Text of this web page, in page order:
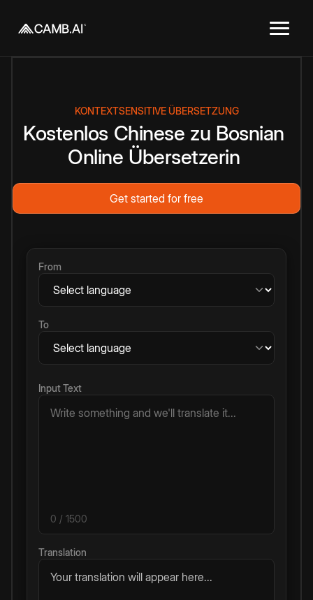
KONTEXTSENSITIVE ÜBERSETZUNG
Kostenlos Chinese zu Bosnian
Online Übersetzerin
Get started for free
From
To
Input Text
0 / 1500
Translation
Your translation will appear here...